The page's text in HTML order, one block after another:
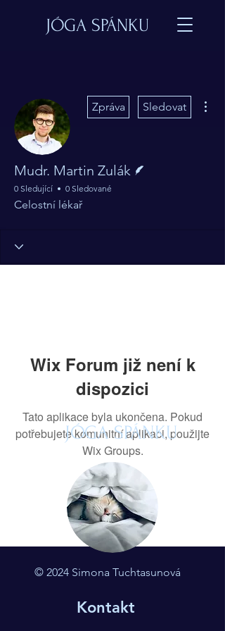
JÓGA SPÁNKU
Zpráva Sledovat
Mudr. Martin Zulák
0 Sledující 0 Sledované
Celostní lékař
Wix Forum již není k
dispozici
Tato aplikace byla ukončena. Pokud
potřebujete komunitní aplikaci, použijte
Wix Groups.
JÓGA SPÁNKU
© 2024 Simona Tuchtasunová
Kontakt